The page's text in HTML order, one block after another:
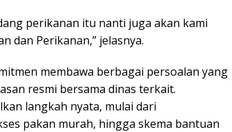
perikanan itu nanti juga akan kami
dan Perikanan,” jelasnya.
membawa berbagai persoalan yang
resmi bersama dinas terkait.
langkah nyata, mulai dari
pakan murah, hingga skema bantuan